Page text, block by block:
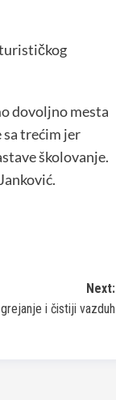
dovoljno mesta
trećim jer
školovanje.
Next:
i čistiji vazduh